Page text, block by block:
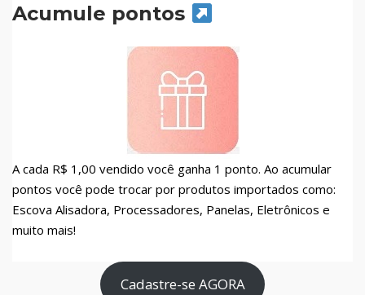
Acumule pontos
A cada R$ 1,00 vendido você ganha 1 ponto. Ao acumular
pontos você pode trocar por produtos importados como:
Escova Alisadora, Processadores, Panelas, Eletrônicos e
muito mais!
Cadastre-se AGORA